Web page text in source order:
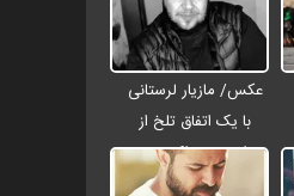
عکس/ مازیار لرستانی
با یک اتفاق تلخ از
مراسم ختم اکبر عبدی
رفت